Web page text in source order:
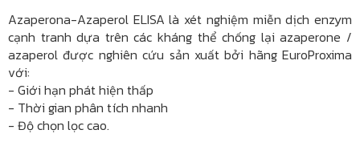
Azaperona-Azaperol ELISA là xét nghiệm miễn dịch enzym
cạnh tranh dựa trên các kháng thể chống lại azaperone /
azaperol được nghiên cứu sản xuất bởi hãng EuroProxima
với:
- Giới hạn phát hiện thấp
- Thời gian phân tích nhanh
- Độ chọn lọc cao.